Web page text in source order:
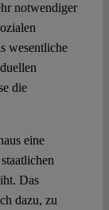
notwendiger
wesentliche
die
eine
Das
dazu, zu